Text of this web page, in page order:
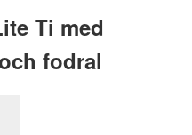
Ti med
fodral